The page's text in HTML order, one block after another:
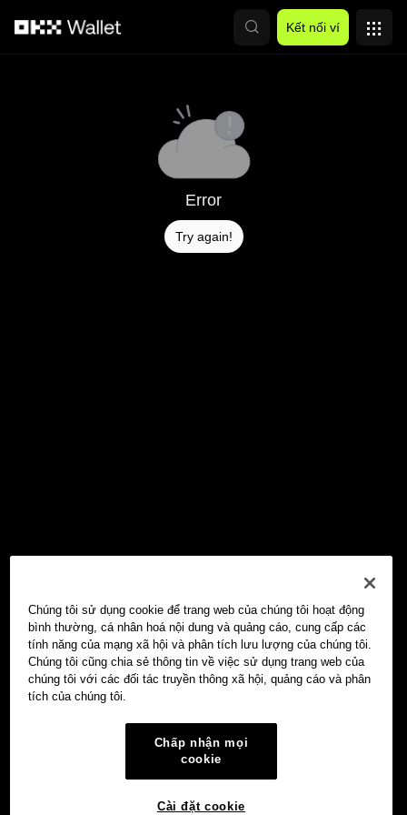
Kết nối ví
Error
Try again!
Chúng tôi sử dụng cookie để trang web của chúng tôi hoạt động
bình thường, cá nhân hoá nội dung và quảng cáo, cung cấp các
tính năng của mạng xã hội và phân tích lưu lượng của chúng tôi.
Chúng tôi cũng chia sẻ thông tin về việc sử dụng trang web của
chúng tôi với các đối tác truyền thông xã hội, quảng cáo và phân
tích của chúng tôi.
Chấp nhận mọi
cookie
Cài đặt cookie